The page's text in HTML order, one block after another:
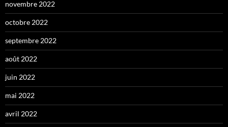
novembre 2022
octobre 2022
septembre 2022
août 2022
juin 2022
mai 2022
avril 2022